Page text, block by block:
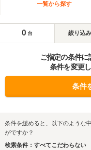
一覧から探す
0 台 絞り込み
ご指定の条件に
条件を変更
条件
条件を緩めると、以下のような
がですか？
検索条件：すべてこだわらない